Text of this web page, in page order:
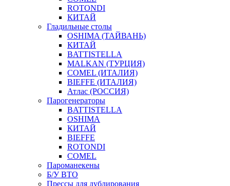
ROTONDI
КИТАЙ
Гладильные столы
OSHIMA (ТАЙВАНЬ)
КИТАЙ
BATTISTELLA
MALKAN (ТУРЦИЯ)
COMEL (ИТАЛИЯ)
BIEFFE (ИТАЛИЯ)
Атлас (РОССИЯ)
Парогенераторы
BATTISTELLA
OSHIMA
КИТАЙ
BIEFFE
ROTONDI
COMEL
Пароманекены
Б/У ВТО
Прессы для дублирования